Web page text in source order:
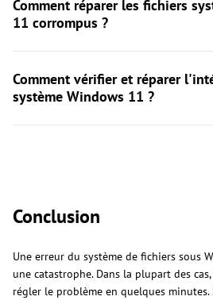
Comment réparer les fichiers
11 corrompus ?
Comment vérifier et réparer
système Windows 11 ?
Conclusion
Une erreur du système de fichiers sous
une catastrophe. Dans la plupart des cas,
régler le problème en quelques